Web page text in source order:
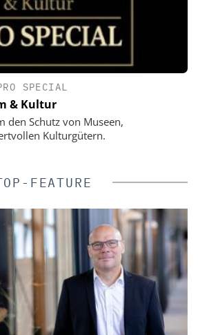
SPECIAL
& Kultur
den Schutz von Museen,
Kulturgütern.
FEATURE